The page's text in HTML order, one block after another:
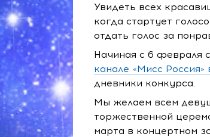
Увидеть всех
когда стартует
отдать голос за
Начиная с 6 февраля
канале «Мисс Россия»
дневники конкурса.
Мы желаем всем
торжественной
марта в концертном